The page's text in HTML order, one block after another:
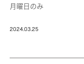
月曜日のみ
午後：休診
大和市大和駅徒歩4分の
2024.03.25